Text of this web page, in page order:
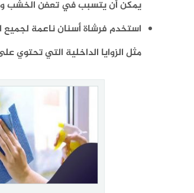
يمكن أن يتسبب في تعفن الخشب
استخدم فرشاة أسنان ناعمة لجميع
مثل الزوايا الداخلية التي تحتوي